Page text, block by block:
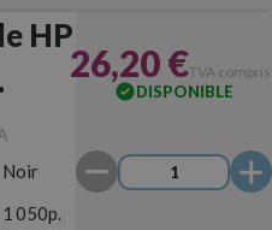
HP
Noir
1 050p.
26,20 €TVA
DISPONIBLE